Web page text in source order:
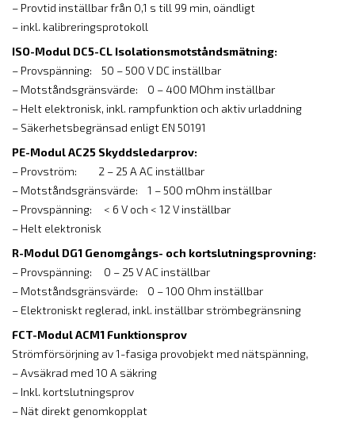
– Provtid inställbar från 0,1 s till 99 min, oändligt
– inkl. kalibreringsprotokoll
ISO-Modul DC5-CL Isolationsmotståndsmätning:
– Provspänning: 50 – 500 V DC inställbar
– Motståndsgränsvärde: 0 – 400 MOhm inställbar
– Helt elektronisk, inkl. rampfunktion och aktiv urladdning
– Säkerhetsbegränsad enligt EN 50191
PE-Modul AC25 Skyddsledarprov:
– Provström: 2 – 25 A AC inställbar
– Motståndsgränsvärde: 1 – 500 mOhm inställbar
– Provspänning: < 6 V och < 12 V inställbar
– Helt elektronisk
R-Modul DG1 Genomgångs- och kortslutningsprovning:
– Provspänning: 0 – 25 V AC inställbar
– Motståndsgränsvärde: 0 – 100 Ohm inställbar
– Elektroniskt reglerad, inkl. inställbar strömbegränsning
FCT-Modul ACM1 Funktionsprov
Strömförsörjning av 1-fasiga provobjekt med nätspänning,
– Avsäkrad med 10 A säkring
– Inkl. kortslutningsprov
– Nät direkt genomkopplat